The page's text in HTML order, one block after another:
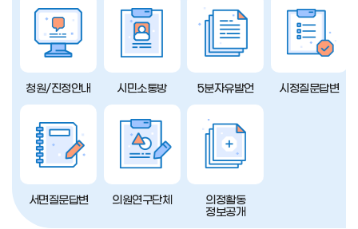
청원/진정안내 시민소통방 5분자유발언 시정질문답변
서면질문답변 의원연구단체
의정활동
정보공개